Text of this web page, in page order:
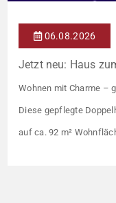
06.08.2026
Jetzt neu: Haus
Wohnen mit Charme –
Diese gepflegte
auf ca. 92 m²